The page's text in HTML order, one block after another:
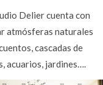
Delier cuenta con
atmósferas naturales
cascadas de
acuarios, jardines….